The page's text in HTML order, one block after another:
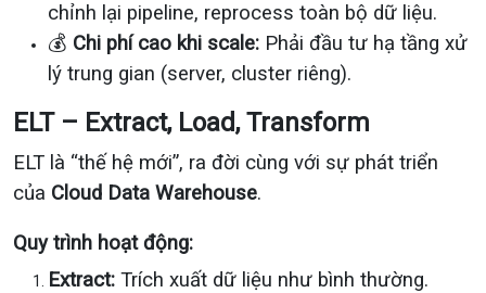
chỉnh lại pipeline, reprocess toàn bộ dữ liệu.
💰 Chi phí cao khi scale: Phải đầu tư hạ tầng xử
lý trung gian (server, cluster riêng).
ELT – Extract, Load, Transform
ELT là “thế hệ mới”, ra đời cùng với sự phát triển
của Cloud Data Warehouse.
Quy trình hoạt động:
Extract: Trích xuất dữ liệu như bình thường.